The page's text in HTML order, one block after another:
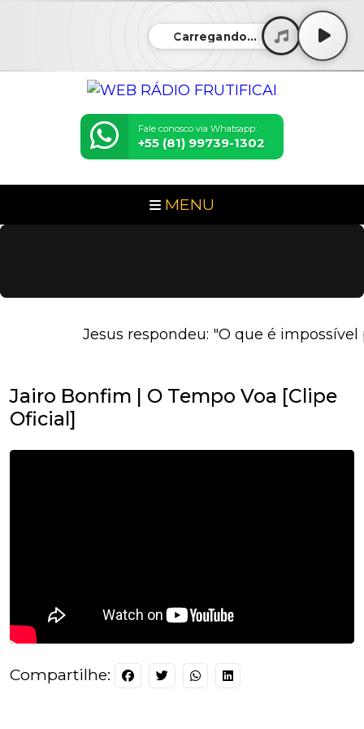
Carregando...
Fale conosco via Whatsapp:
+55 (81) 99739-1302
MENU
Jesus respondeu: "O que é impossível
Jairo Bonfim | O Tempo Voa [Clipe
Oficial]
Compartilhe: